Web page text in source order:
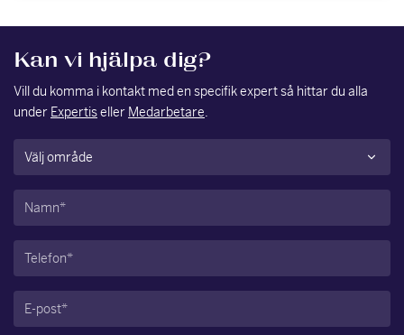
Kan vi hjälpa dig?
Vill du komma i kontakt med en specifik expert så hittar du alla
under Expertiseller Medarbetare.
Område(Obligatoriskt)
Namn(Obligatoriskt)
Telefon(Obligatoriskt)
E-
post(Obligatoriskt)